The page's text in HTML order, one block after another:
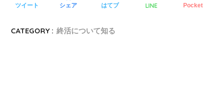
ツイート シェア はてブ LINE Pocket
CATEGORY : 終活について知る